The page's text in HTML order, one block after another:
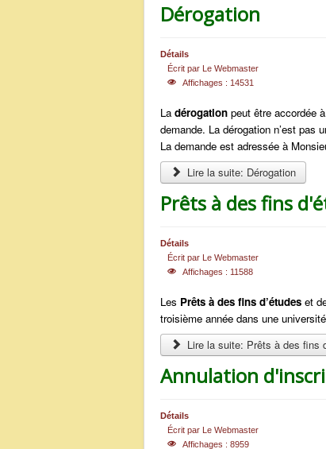
Dérogation
Détails
Écrit par Le Webmaster
Affichages : 14531
Ladérogation peut être accordée
demande. La dérogation n’est
La demande est adressée à
Lire la suite: Dérogation
Prêts à des fins
Détails
Écrit par Le Webmaster
Affichages : 11588
Les Prêts à des fins d’études et
troisième année dans une
Lire la suite: Prêts à des fins
Annulation
Détails
Écrit par Le Webmaster
Affichages : 8959